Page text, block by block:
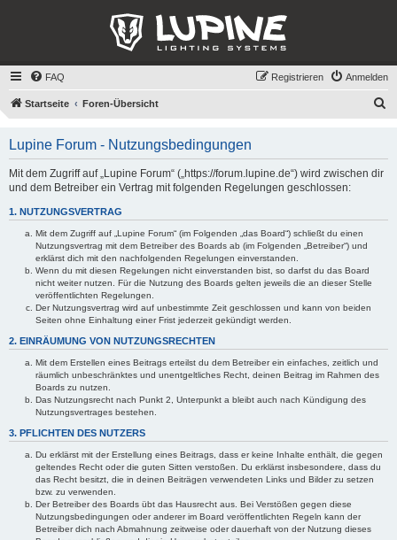
FAQ Anmelden
Registrieren
Startseite Foren-Übersicht
Lupine Forum - Nutzungsbedingungen
Mit dem Zugriff auf „Lupine Forum“ („https://forum.lupine.de“) wird zwischen dir
und dem Betreiber ein Vertrag mit folgenden Regelungen geschlossen:
1. NUTZUNGSVERTRAG
Mit dem Zugriff auf „Lupine Forum“ (im Folgenden „das Board“) schließt du einen
Nutzungsvertrag mit dem Betreiber des Boards ab (im Folgenden „Betreiber“) und
erklärst dich mit den nachfolgenden Regelungen einverstanden.
Wenn du mit diesen Regelungen nicht einverstanden bist, so darfst du das Board
nicht weiter nutzen. Für die Nutzung des Boards gelten jeweils die an dieser Stelle
veröffentlichten Regelungen.
Der Nutzungsvertrag wird auf unbestimmte Zeit geschlossen und kann von beiden
Seiten ohne Einhaltung einer Frist jederzeit gekündigt werden.
2. EINRÄUMUNG VON NUTZUNGSRECHTEN
Mit dem Erstellen eines Beitrags erteilst du dem Betreiber ein einfaches, zeitlich und
räumlich unbeschränktes und unentgeltliches Recht, deinen Beitrag im Rahmen des
Boards zu nutzen.
Das Nutzungsrecht nach Punkt 2, Unterpunkt a bleibt auch nach Kündigung des
Nutzungsvertrages bestehen.
3. PFLICHTEN DES NUTZERS
Du erklärst mit der Erstellung eines Beitrags, dass er keine Inhalte enthält, die gegen
geltendes Recht oder die guten Sitten verstoßen. Du erklärst insbesondere, dass du
das Recht besitzt, die in deinen Beiträgen verwendeten Links und Bilder zu setzen
bzw. zu verwenden.
Der Betreiber des Boards übt das Hausrecht aus. Bei Verstößen gegen diese
Nutzungsbedingungen oder anderer im Board veröffentlichten Regeln kann der
Betreiber dich nach Abmahnung zeitweise oder dauerhaft von der Nutzung dieses